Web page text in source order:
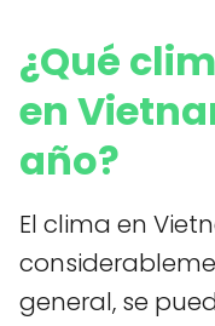
¿Qué
en
año?
El clima en
general, se